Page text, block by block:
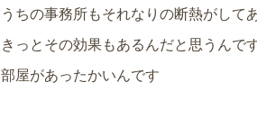
うちの事務所もそれなりの断熱がして
きっとその効果もあるんだと思うんで
部屋があったかいんです